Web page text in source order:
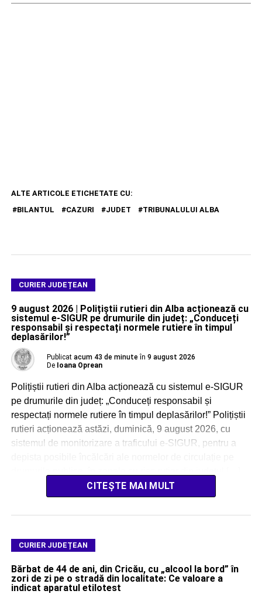
ALTE ARTICOLE ETICHETATE CU:
BILANTUL
CAZURI JUDET TRIBUNALULUI ALBA
CURIER JUDEȚEAN
9 august 2026 | Polițiștii rutieri din Alba acționează cu
sistemul e-SIGUR pe drumurile din județ: „Conduceți
responsabil și respectați normele rutiere în timpul
deplasărilor!”
Publicat acum 43 de minute în 9 august 2026
De Ioana Oprean
Polițiștii rutieri din Alba acționează cu sistemul e-SIGUR
pe drumurile din județ: „Conduceți responsabil și
respectați normele rutiere în timpul deplasărilor!” Polițiștii
rutieri acționează astăzi, duminică, 9 august 2026, cu
sistemul de monitorizare a traficului e-SIGUR, pentru a
CITEȘTE MAI MULT
CURIER JUDEȚEAN
Bărbat de 44 de ani, din Cricău, cu „alcool la bord” în
zori de zi pe o stradă din localitate: Ce valoare a
indicat aparatul etilotest